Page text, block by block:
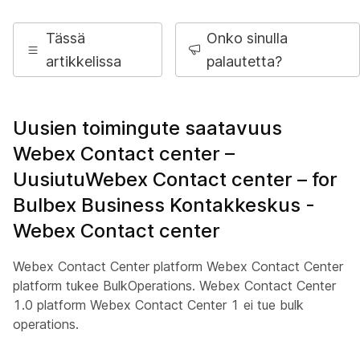
Tässä
artikkelissa
Onko sinulla
palautetta?
Uusien toimingute saatavuus
Webex Contact center –
UusiutuWebex Contact center – for
Bulbex Business Kontakkeskus -
Webex Contact center
Webex Contact Center platform Webex Contact Center
platform tukee BulkOperations. Webex Contact Center
1.0 platform Webex Contact Center 1 ei tue bulk
operations.